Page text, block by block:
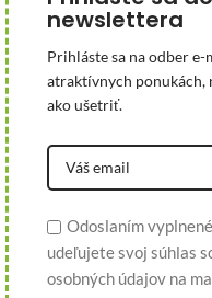
newslettera
Prihláste sa na odber
atraktívnych ponukách,
ako ušetriť.
Odoslaním
udeľujete svoj súhlas
osobných údajov na